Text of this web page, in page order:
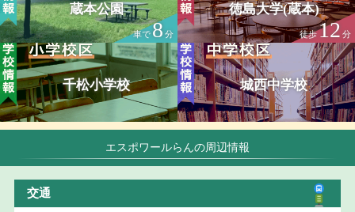
蔵本公園
車で8 分
徳島大学(蔵本)
徒歩12 分
千松小学校 城西中学校
エスポワールらんの周辺情報
交通